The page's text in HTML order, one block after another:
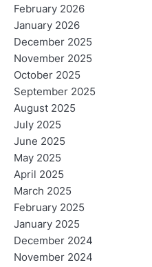
February 2026
January 2026
December 2025
November 2025
October 2025
September 2025
August 2025
July 2025
June 2025
May 2025
April 2025
March 2025
February 2025
January 2025
December 2024
November 2024